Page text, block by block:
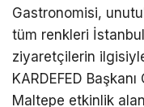
Gastronomisi,
tüm renkleri
ziyaretçilerin
KARDEFED
Maltepe etkinlik